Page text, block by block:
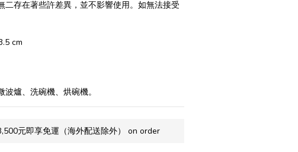
二存在著些許差異，並不影響使用。如無法接受
cm
波爐、洗碗機、烘碗機。
元即享免運（海外配送除外） on order